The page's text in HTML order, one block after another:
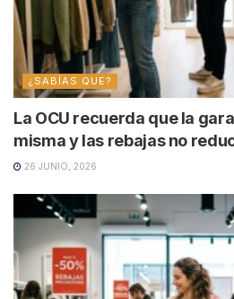
¿SABÍAS QUE?
La OCU recuerda que la
misma y las rebajas no
26 JUNIO, 2026